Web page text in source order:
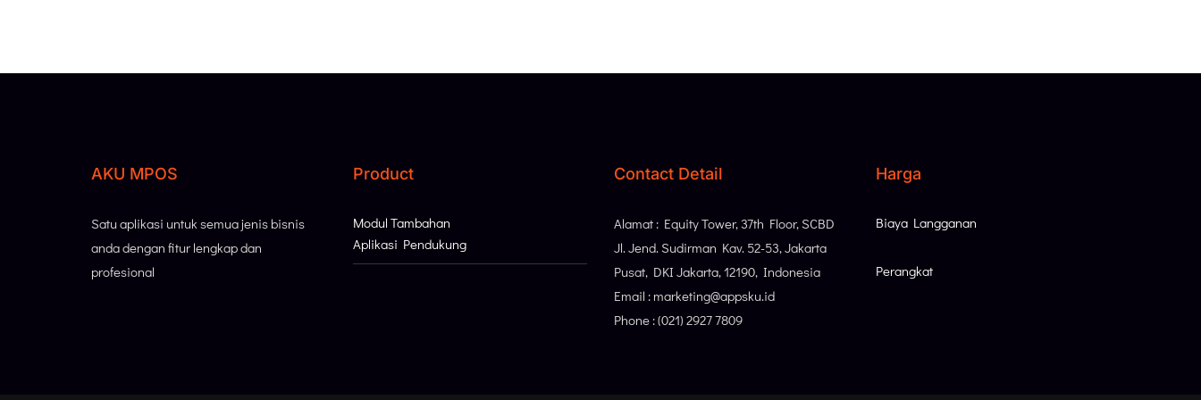
AKU MPOS
Satu aplikasi untuk semua jenis bisnis
anda dengan fitur lengkap dan
profesional
Product
Modul Tambahan
Aplikasi Pendukung
Contact Detail
Alamat : Equity Tower, 37th Floor, SCBD
Jl. Jend. Sudirman Kav. 52-53, Jakarta
Pusat, DKI Jakarta, 12190, Indonesia
Email : marketing@appsku.id
Phone : (021) 2927 7809
Harga
Biaya Langganan
Perangkat